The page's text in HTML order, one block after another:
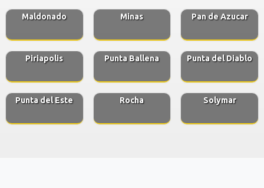
Maldonado Minas Pan de Azucar
Piriapolis Punta Ballena Punta del Diablo
Punta del Este Rocha Solymar